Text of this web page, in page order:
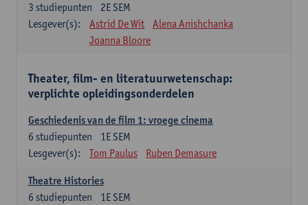
2E SEM
3 studiepunten
Lesgever(s):
Astrid De Wit
Alena Anishchanka
Joanna Bloore
Theater, film- en literatuurwetenschap:
verplichte opleidingsonderdelen
Geschiedenis van de film 1: vroege cinema
1E SEM
6 studiepunten
Lesgever(s):
Tom Paulus Ruben Demasure
Theatre Histories
1E SEM
6 studiepunten